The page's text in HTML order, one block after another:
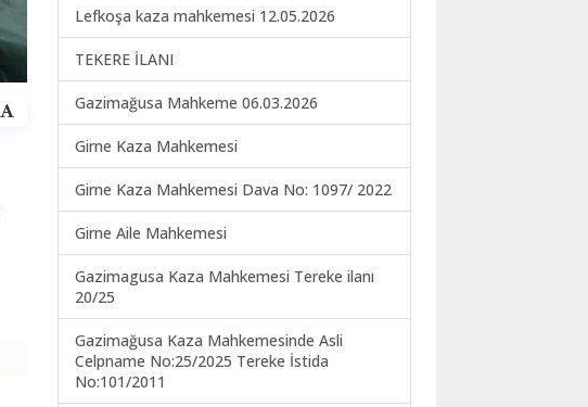
Lefkoşa kaza mahkemesi 12.05.2026
TEKERE İLANI
Gazimağusa Mahkeme 06.03.2026
Girne Kaza Mahkemesi
Girne Kaza Mahkemesi Dava No: 1097/ 2022
Girne Aile Mahkemesi
Gazimagusa Kaza Mahkemesi Tereke ilanı
20/25
Gazimağusa Kaza Mahkemesinde Asli
Celpname No:25/2025 Tereke İstida
No:101/2011